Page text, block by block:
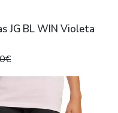
JG BL WIN Violeta